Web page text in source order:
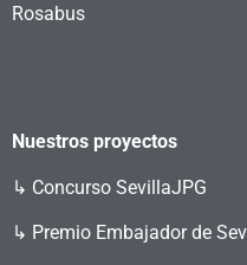
Rosabus
Nuestros proyectos
↳ Concurso SevillaJPG
↳ Premio Embajador de